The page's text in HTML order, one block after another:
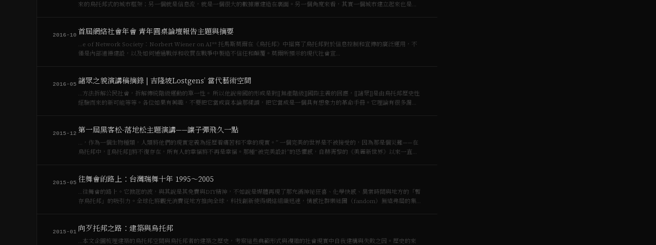
來的烏托邦式的城市框架；另一個就是信息流，就是一個很大的數據庫建造在裏面。另一個角度來看，其實一個城市建立起來也是對
2016-10 首屆網絡社會年會 青年圓桌論壇報告主題與摘要
…e of Network Society：Norbert Wiener on AI** 托馬斯莫爾在《烏托邦》中描寫了烏托邦對於信息控制和宣傳的廣泛運用，不
僅是內部道德建設，以及如何通過戰俘和收買在戰爭中製造不信任和顛覆。莫爾所預示的現代社會宣…
2016-05 諸眾之貌演講稿摘錄 | 吉隆坡Lostgens’ 當代藝術空間
…方法拆解公民社會，拆解傳統階級運動的單一性。 所以他說帝國的形成是對[[無產階級]]國際主義的回應，[[諸眾]]是由烏托邦歷史性
經驗而來的新可能等等。各位如果有興趣，不要把它當成資本論那樣讀，把它當成是一個具有想象力的革命手冊。它理論有很多漏…
2015-12 第一屆黑客松-落地松主題演講——讓子彈飛久一點
…，作為一個生物種類，人類將他們的現實定義為經歷着痛苦和不幸的現實。” 一個完美的世界是不被接受的，因為那是個災難——在
烏托邦中，[[烏托邦]]將不復存在，所有人的幸福將不再是幸福。那種“被完美設計”的恐懼感，自赫胥黎的《美麗新世界》以來一直深
2015-05 往舞會的路上：台灣瑞舞十年 1995～2005
…往舞會的路上。它掀起的波，與其說是其免費與DIY精神，不如說是媒體再現了那充滿神祕狂喜、化學快感、異常時間與地方的「暫
存烏托邦」的吸引力。全球化將觀光消費從地方推向全球，科技創新使得網絡組織迅速，情感社群樂迷圈（fandom）無遠弗屆的集
2015-01 向歹托邦之路：建築與烏托邦
…本文企圖梳理建築的烏托邦空間與烏托邦者的建築之歷史，考察這些典範形式與複雜的社會現實中自我建構與失敗之因。歷史的來